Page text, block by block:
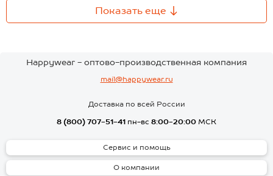
Показать еще
Happywear - оптово-производственная компания
mail@happywear.ru
Доставка по всей России
8 (800) 707-51-41 пн-вс 8:00-20:00 МСК
Сервис и помощь
О компании